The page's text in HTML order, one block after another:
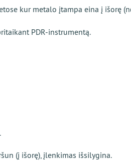
kur metalo įtampa eina į išorę
PDR-instrumentą.
(į išorę), įlenkimas išsilygina.